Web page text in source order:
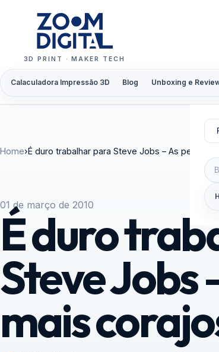
3D PRINT · MAKER TECH
Calaculadora Impressão 3D Blog Unboxing e
Home›É duro trabalhar para Steve Jobs – As pessoas
01 de março de 2010
É duro
Steve Jobs
mais